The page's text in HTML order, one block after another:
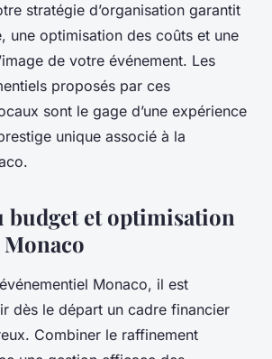
stratégie d’organisation garantit
une optimisation des coûts et une
de votre événement. Les
proposés par ces
sont le gage d’une expérience
unique associé à la
budget et optimisation
Monaco
Monaco, il est
dès le départ un cadre financier
Combiner le raffinement